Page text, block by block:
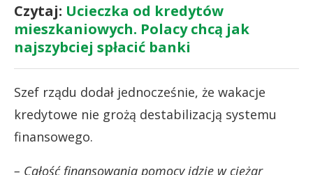
Czytaj: Ucieczka od kredytów
mieszkaniowych. Polacy chcą jak
najszybciej spłacić banki
Szef rządu dodał jednocześnie, że wakacje
kredytowe nie grożą destabilizacją systemu
finansowego.
– Całość finansowania pomocy idzie w ciężar